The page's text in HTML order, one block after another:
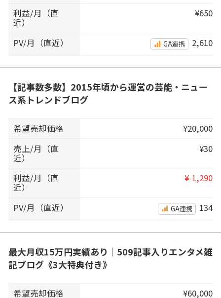
利益/月（直
近）
¥650
PV/月（直近） GA連携 2,610
【記事数多数】2015年頃から運営の芸能・ニュー
ス系トレンドブログ
希望売却価格
¥20,000
売上/月（直
近）
¥30
利益/月（直
近）
¥-1,290
PV/月（直近） GA連携 134
最大月収15万円実績あり｜509記事入りエンタメ雑
記ブログ《3大特典付き》
希望売却価格 ¥60,000